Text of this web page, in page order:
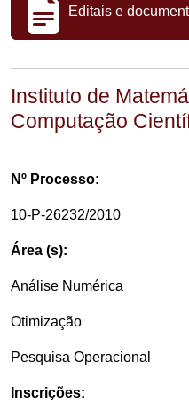
Editais e
Instituto de
Computação
Nº Processo:
10-P-26232/2010
Área (s):
Análise Numérica
Otimização
Pesquisa Operacional
Inscrições: